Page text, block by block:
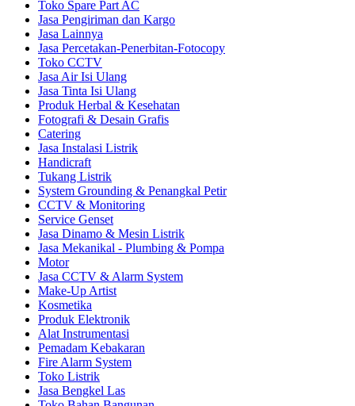
Toko Spare Part AC
Jasa Pengiriman dan Kargo
Jasa Lainnya
Jasa Percetakan-Penerbitan-Fotocopy
Toko CCTV
Jasa Air Isi Ulang
Jasa Tinta Isi Ulang
Produk Herbal & Kesehatan
Fotografi & Desain Grafis
Catering
Jasa Instalasi Listrik
Handicraft
Tukang Listrik
System Grounding & Penangkal Petir
CCTV & Monitoring
Service Genset
Jasa Dinamo & Mesin Listrik
Jasa Mekanikal - Plumbing & Pompa
Motor
Jasa CCTV & Alarm System
Make-Up Artist
Kosmetika
Produk Elektronik
Alat Instrumentasi
Pemadam Kebakaran
Fire Alarm System
Toko Listrik
Jasa Bengkel Las